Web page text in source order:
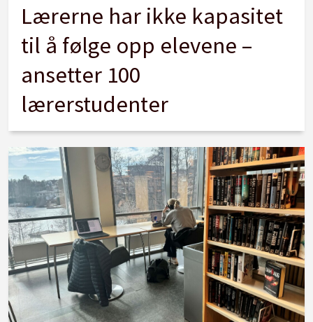
Lærerne har ikke kapasitet
til å følge opp elevene –
ansetter 100
lærerstudenter